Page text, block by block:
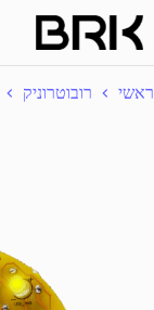
content
ראשי
רובוטרוניק